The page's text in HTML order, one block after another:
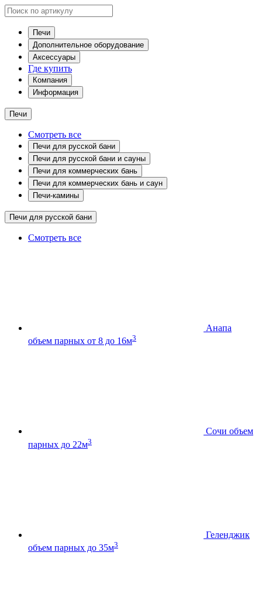
Печи
Дополнительное оборудование
Аксессуары
Где купить
Компания
Информация
Печи
Смотреть все
Печи для русской бани
Печи для русской бани и сауны
Печи для коммерческих бань
Печи для коммерческих бань и саун
Печи-камины
Печи для русской бани
Смотреть все
Анапа
объем парных от 8 до 16м3
Сочи объем
парных до 22м3
Геленджик
объем парных до 35м3